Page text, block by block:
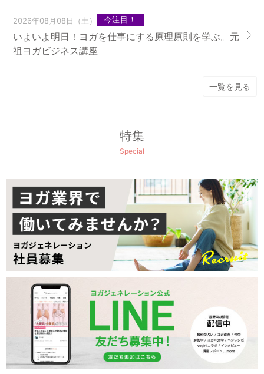
2026年08月08日（土） 今注目！
いよいよ明日！ヨガを仕事にする原理原則を学ぶ。元
祖ヨガビジネス講座
一覧を見る
特集
Special